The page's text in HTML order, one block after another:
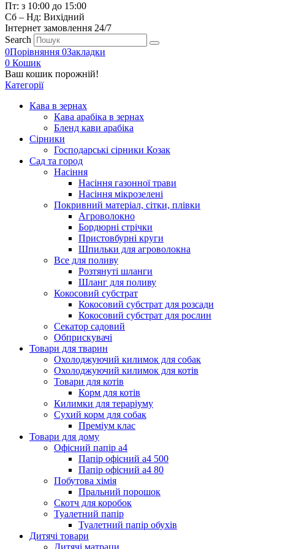
Пт: з 10:00 до 15:00
Сб – Нд: Вихідний
Інтернет замовлення 24/7
Search
0Порівняння 0Закладки
0 Кошик
Ваш кошик порожній!
Категорії
Кава в зернах
Кава арабіка в зернах
Бленд кави арабіка
Сірники
Господарські сірники Козак
Сад та город
Насіння
Насіння газонної трави
Насіння мікрозелені
Покривний матеріал, сітки, плівки
Агроволокно
Бордюрні стрічки
Пристовбурні круги
Шпильки для агроволокна
Все для поливу
Розтянуті шланги
Шланг для поливу
Кокосовий субстрат
Кокосовий субстрат для розсади
Кокосовий субстрат для рослин
Секатор садовий
Обприскувачі
Товари для тварин
Охолоджуючий килимок для собак
Охолоджуючий килимок для котів
Товари для котів
Корм для котів
Килимки для тераріуму
Сухий корм для собак
Преміум клас
Товари для дому
Офісний папір а4
Папір офісний а4 500
Папір офісний а4 80
Побутова хімія
Пральний порошок
Скотч для коробок
Туалетний папір
Туалетний папір обухів
Дитячі товари
Дитячі матраци